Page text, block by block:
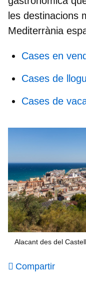
les destinacions
Mediterrània
Cases en
Cases de
Cases de
Alacant des del
Compartir